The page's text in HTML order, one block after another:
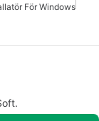
För Windows